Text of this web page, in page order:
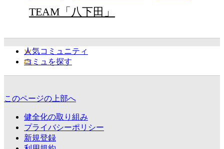
TEAM「八下田」
人気コミュニティ
コミュを探す
このページの上部へ
健全化の取り組み
プライバシーポリシー
新規登録